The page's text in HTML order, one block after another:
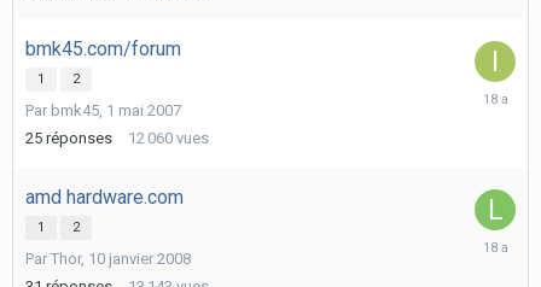
bmk45.com/forum
1 2
Par bmk45, 1 mai 2007
25 réponses 12 060 vues
28
amd hardware.com
1 2
Par Thor, 10 janvier 2008
15